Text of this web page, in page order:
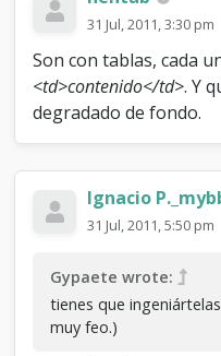
31 Jul, 2011, 3:30 pm
Son con tablas, cada
<td>contenido</td>. Y
degradado de fondo.
Ignacio
31 Jul, 2011, 5:50 pm
Gypaete wrote:
tienes que
muy feo.)